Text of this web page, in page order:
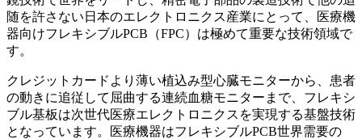
随を許さない日本のエレクトロニクス産業にとって、医療機
器向けフレキシブルPCB（FPC）は極めて重要な技術領域で
す。
クレジットカードより薄い植込み型心臓モニターから、患者
の動きに追従して屈曲する連続血糖モニターまで、フレキシ
ブル基板は次世代医療エレクトロニクスを実現する基盤技術
となっています。医療機器はフレキシブルPCB世界需要の